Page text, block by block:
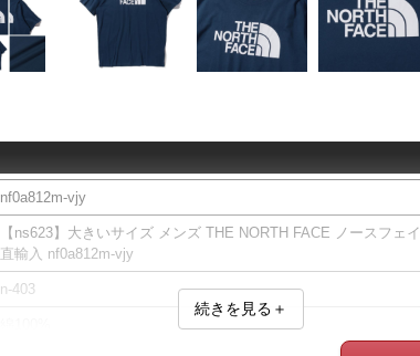
nf0a812m-vjy
【ns623】大きいサイズ メンズ THE NORTH FACE ノースフェ
直輸入 nf0a812m-vjy
n-403
続きを見る＋